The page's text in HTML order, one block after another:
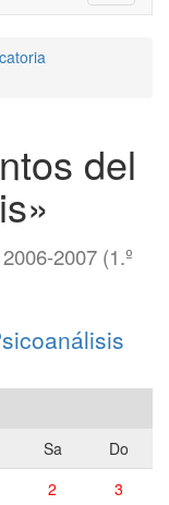
del
2007 (1.º
Sa
Do
2
3